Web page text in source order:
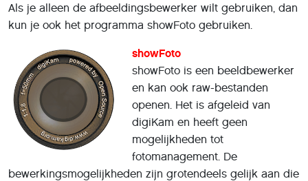
Als je alleen de afbeeldingsbewerker wilt gebruiken, dan
kun je ook het programma showFoto gebruiken.
showFoto
showFoto is een beeldbewerker
en kan ook raw-bestanden
openen. Het is afgeleid van
digiKam en heeft geen
mogelijkheden tot
fotomanagement. De
bewerkingsmogelijkheden zijn grotendeels gelijk aan die